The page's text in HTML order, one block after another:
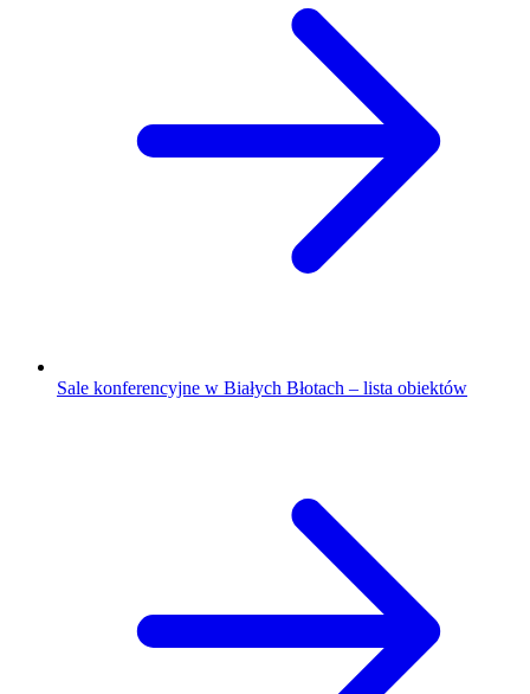
Sale konferencyjne w Białych Błotach – lista obiektów